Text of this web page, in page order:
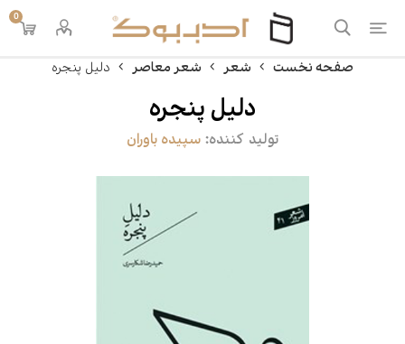
0
صفحه نخست شعر شعر معاصر دلیل پنجره
دلیل پنجره
تولید کننده: سپیده باوران